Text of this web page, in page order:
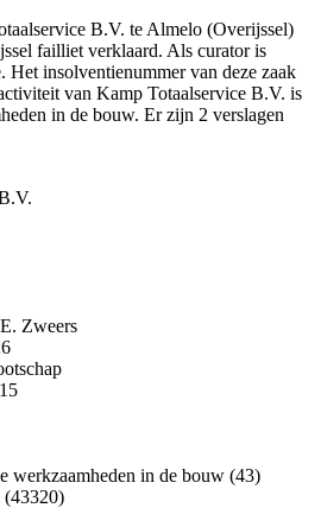
B.V. te Almelo (Overijssel)
failliet verklaard. Als curator is
Het insolventienummer van deze zaak
van Kamp Totaalservice B.V. is
in de bouw. Er zijn 2 verslagen
Zweers
werkzaamheden in de bouw (43)